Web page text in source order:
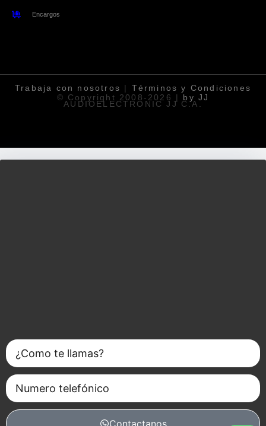
Encargos
Trabaja con nosotros Términos y Condiciones
© Copyright 2008-2026 | by JJ
AUDIOELECTRONIC JJ C.A.
Contactanos